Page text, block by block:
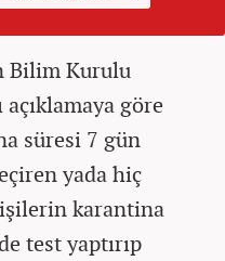
Bilim Kurulu
açıklamaya göre
süresi 7 gün
yada hiç
karantina
test yaptırıp